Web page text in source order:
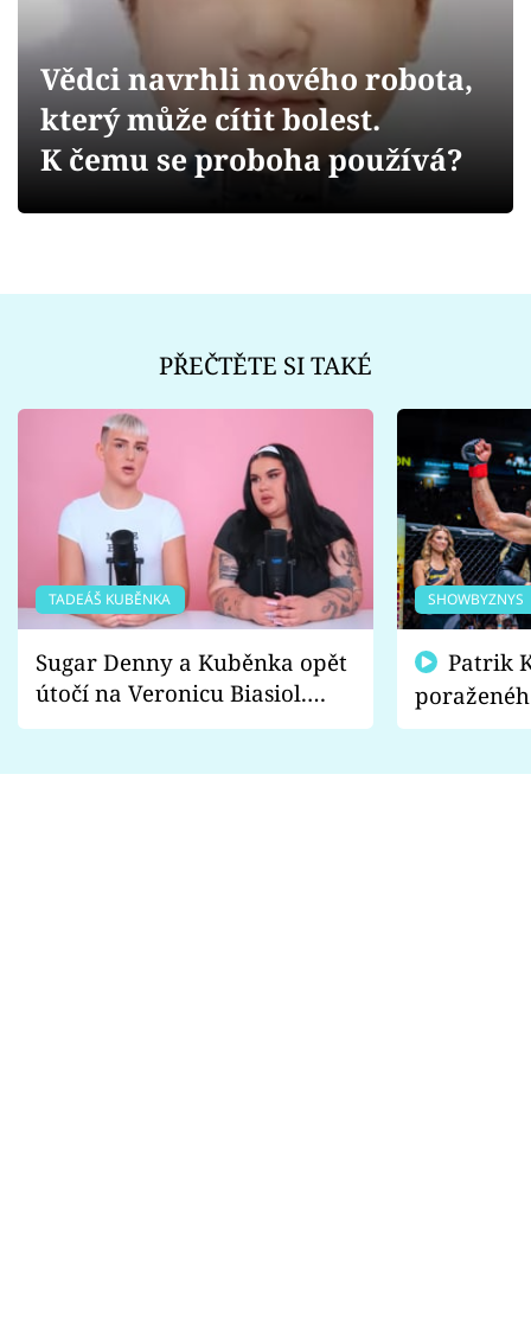
Videa
Sledujte prima+
Vědci navrhli nového robota,
který může cítit bolest.
K čemu se proboha používá?
PŘEČTĚTE SI TAKÉ
TADEÁŠ KUBĚNKA
Sugar Denny a Kuběnka opět
útočí na Veronicu Biasiol.
Proč je podle nich falešná a
SHOWBYZNYS
fanoušci